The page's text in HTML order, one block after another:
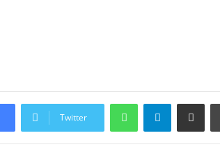
Twitter
WhatsAppTelegramShare via